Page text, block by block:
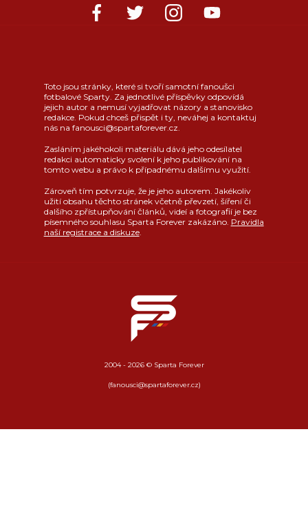
Toto jsou stránky, které si tvoří samotní fanoušci
fotbalové Sparty. Za jednotlivé příspěvky odpovídá
jejich autor a nemusí vyjadřovat názory a stanovisko
redakce. Pokud chceš přispět i ty, neváhej a kontaktuj
nás na fanousci@spartaforever.cz.
Zasláním jakéhokoli materiálu dává jeho odesílatel
redakci automaticky svolení k jeho publikování na
tomto webu a právo k případnému dalšímu využití.
Zároveň tím potvrzuje, že je jeho autorem. Jakékoliv
užití obsahu těchto stránek včetně převzetí, šíření či
dalšího zpřístupňování článků, videí a fotografií je bez
písemného souhlasu Sparta Forever zakázáno. Pravidla
naší registrace a diskuze.
2004 - 2026 © Sparta Forever
(fanousci@spartaforever.cz)